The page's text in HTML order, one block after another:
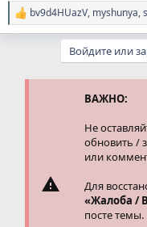
Р
е
bv9d4HUazV, myshunya,
Войдите или
ВАЖНО:
Не
обновить /
или
Для
«Жалоба /
посте темы.